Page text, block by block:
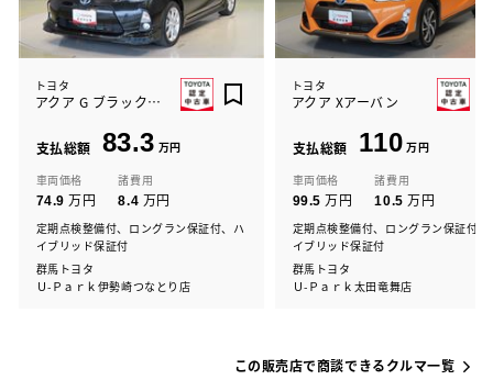
トヨタ
アクア G ブラックソフトレザー
支払総額 83.3 万円
車両価格
74.9 万円
諸費用
8.4 万円
定期点検整備付、ロングラン保証付、ハ
イブリッド保証付
群馬トヨタ
Ｕ-Ｐａｒｋ伊勢崎つなとり店
トヨタ
アクア Xアーバン
支払総額 110 万円
車両価格
99.5 万円
諸費用
10.5 万円
定期点検整備付、ロングラン保証付、
イブリッド保証付
群馬トヨタ
Ｕ-Ｐａｒｋ太田竜舞店
この販売店で商談できるクルマ一覧